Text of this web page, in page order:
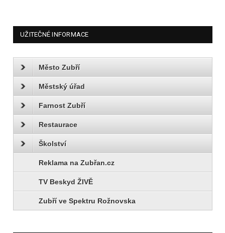
UŽITEČNÉ INFORMACE
Město Zubří
Městský úřad
Farnost Zubří
Restaurace
Školství
Reklama na Zubřan.cz
TV Beskyd ŽIVĚ
Zubří ve Spektru Rožnovska